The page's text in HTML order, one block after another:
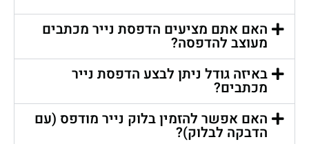
האם אתם מציעים הדפסת נייר מכתבים
מעוצב להדפסה?
באיזה גודל ניתן לבצע הדפסת נייר
מכתבים?
האם אפשר להזמין בלוק נייר מודפס (עם
הדבקה לבלוק)?